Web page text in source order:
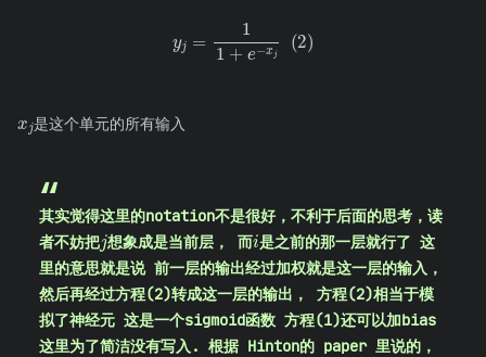
=11 +e−xj (
是这个单元的所有输入
其实觉得这里的notation不是很好，不利于后面的思考，读
者不妨把
j
想象成是当前层， 而
i
是之前的那一层就行了 这
里的意思就是说 前一层的输出经过加权就是这一层的输入，
然后再经过方程(2)转成这一层的输出， 方程(2)相当于模
拟了神经元 这是一个sigmoid函数 方程(1)还可以加bias
这里为了简洁没有写入. 根据 Hinton的 paper 里说的，